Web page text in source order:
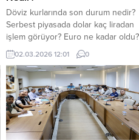
Döviz kurlarında son durum nedir?
Serbest piyasada dolar kaç liradan
işlem görüyor? Euro ne kadar oldu?
Haftanın ilk işlem gününde dolar,
güne hareketli başladı. Serbest
piyasada dolar yaklaşık 43.95 TL
civarında işlem görüyor. Jeopolitik
riskler ve ekonomik gelişmeler
döviz kurlarında dalgalanmaya
sebep oldu. Dolar saat 11.58
itibariyle 43.96 TL’den işlem...
02.03.2026 12:01 0